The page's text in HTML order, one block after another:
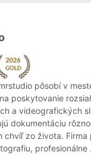
pôsobí v
poskytovanie
a videografických
dokumentáciu
chvíľ zo života. Firma
profesionálne